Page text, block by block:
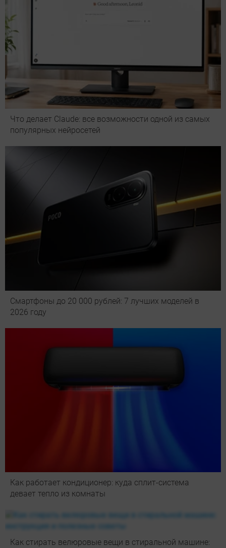
Что делает Сlaude: все возможности одной из самых
популярных нейросетей
Смартфоны до 20 000 рублей: 7 лучших моделей в
2026 году
Как работает кондиционер: куда сплит-система
девает тепло из комнаты
Как стирать велюровые вещи в стиральной машине: